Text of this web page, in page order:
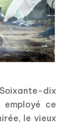
dix
ce
le vieux